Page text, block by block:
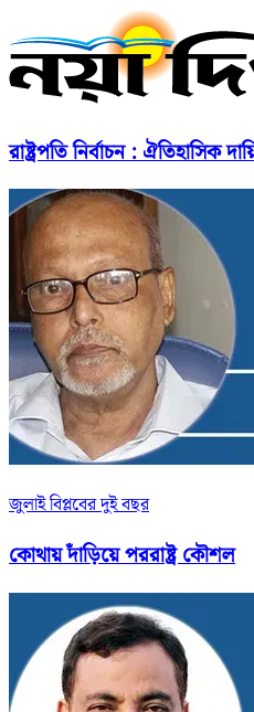
রাষ্ট্রপতি নির্বাচন : ঐতিহাসিক
জুলাই বিপ্লবের দুই বছর
কোথায় দাঁড়িয়ে পররাষ্ট্র কৌশল